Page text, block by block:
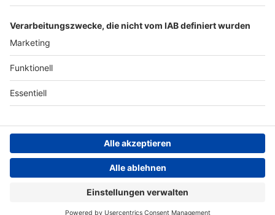
hilft
Teilnahmebedingungen
Grounding Page ANTENNE
BAYERN
Datenschutz­erklärung
einstellungen
Persönliche Datenkontrolle
ANTENNE BAYERN Live